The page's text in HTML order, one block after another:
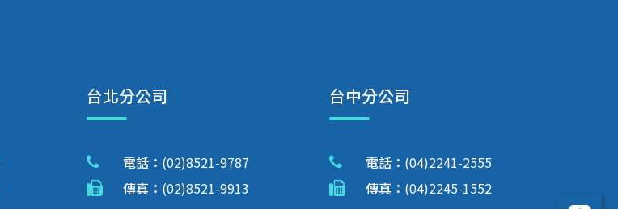
台北分公司
電話： (02)8521-9787
傳真： (02)8521-9913
台中分公司
電話： (04)2241-2555
傳真： (04)2245-1552